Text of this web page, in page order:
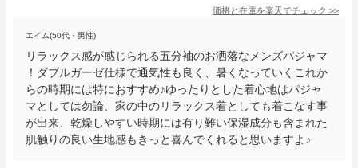
価格と在庫を楽天でチェック >>
エイム(50代・男性)
リラックス感が感じられる五分袖のお洒落なメンズパジャマ
！ダブルガーゼ仕様で通気性も良く、暑くなっていくこれか
らの時期には特におすすめ♪ゆったりとした着心地はパジャ
マとしては勿論、家の中のリラックス着としても着こなす事
が出来、乾燥しやすい時期には有り難い保湿成分も含まれた
肌触りの良い生地感もきっと喜んでくれると思いますよ♪